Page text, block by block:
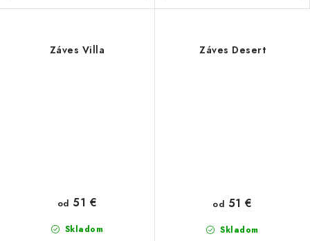
Záves Villa
Skladom
od 51 €
Záves Desert
Skladom
od 51 €